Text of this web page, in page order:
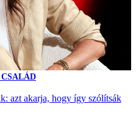
azt akarja, hogy így szólítsák